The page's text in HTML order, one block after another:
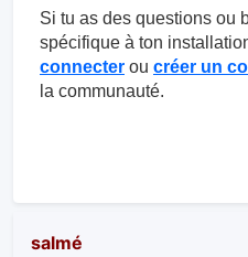
Si tu as des questions ou
spécifique à ton
connecter ou créer un
la communauté.
salmé